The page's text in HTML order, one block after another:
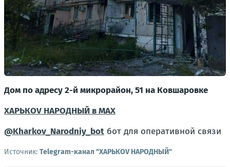
Дом по адресу 2-й микрорайон, 51 на Ковшаровке
ХАРЬКОV НАРОДНЫЙ в MAX
@Kharkov_Narodniy_bot бот для оперативной связи
Источник: Telegram-канал "ХАРЬКОV НАРОДНЫЙ"